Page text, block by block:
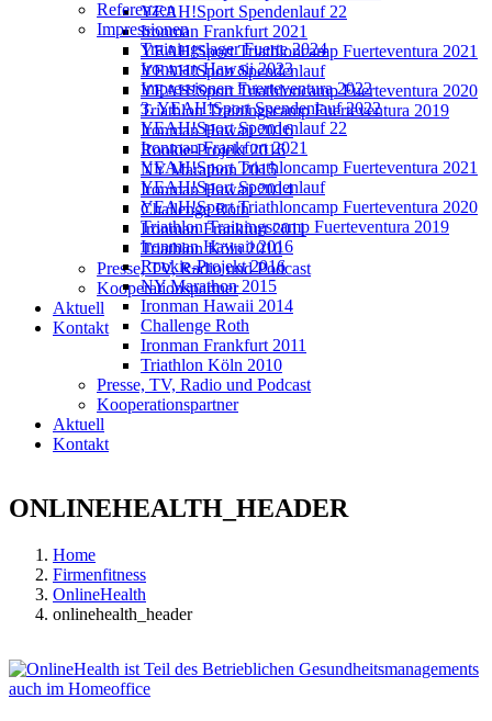
YEAH!Sport Spendenlauf 22
Ironman Frankfurt 2021
YEAH!Sport Triathloncamp Fuerteventura 2021
YEAH!Sport Spendenlauf
YEAH!Sport Triathloncamp Fuerteventura 2020
Triathlon Trainingscamp Fuerteventura 2019
Ironman Hawaii 2016
Rookie-Projekt 2016
NY Marathon 2015
Ironman Hawaii 2014
Challenge Roth
Ironman Frankfurt 2011
Triathlon Köln 2010
Presse, TV, Radio und Podcast
Kooperationspartner
Aktuell
Kontakt
Referenzen
Impressionen
Trainingslager Fuerte 2024
Ironman Hawaii 2023
Impressionen Fuerteventura 2022
3. YEAH!Sport Spendenlauf 2022
YEAH!Sport Spendenlauf 22
Ironman Frankfurt 2021
YEAH!Sport Triathloncamp Fuerteventura 2021
YEAH!Sport Spendenlauf
YEAH!Sport Triathloncamp Fuerteventura 2020
Triathlon Trainingscamp Fuerteventura 2019
Ironman Hawaii 2016
Rookie-Projekt 2016
NY Marathon 2015
Ironman Hawaii 2014
Challenge Roth
Ironman Frankfurt 2011
Triathlon Köln 2010
Presse, TV, Radio und Podcast
Kooperationspartner
Aktuell
Kontakt
ONLINEHEALTH_HEADER
Home
Firmenfitness
OnlineHealth
onlinehealth_header